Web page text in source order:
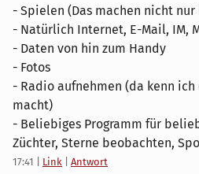
- Spielen (Das machen nicht
- Natürlich Internet, E-Mail, IM,
- Daten von hin zum Handy
- Fotos
- Radio aufnehmen (da kenn
macht)
- Beliebiges Programm für
Züchter, Sterne beobachten,
17:41 Link Antwort